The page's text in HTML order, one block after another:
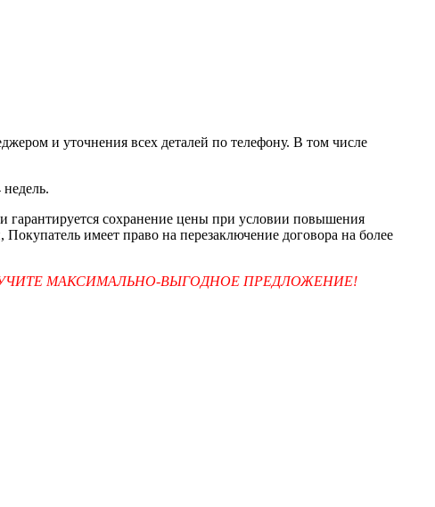
и уточнения всех деталей по телефону. В том числе
гарантируется сохранение цены при условии повышения
имеет право на перезаключение договора на более
МАКСИМАЛЬНО-ВЫГОДНОЕ ПРЕДЛОЖЕНИЕ!